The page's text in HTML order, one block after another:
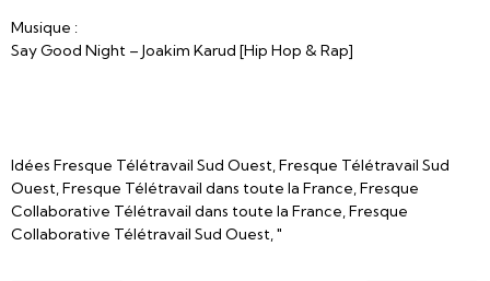
Musique :
Say Good Night – Joakim Karud [Hip Hop & Rap]
Idées Fresque Télétravail Sud Ouest, Fresque Télétravail Sud
Ouest, Fresque Télétravail dans toute la France, Fresque
Collaborative Télétravail dans toute la France, Fresque
Collaborative Télétravail Sud Ouest, "